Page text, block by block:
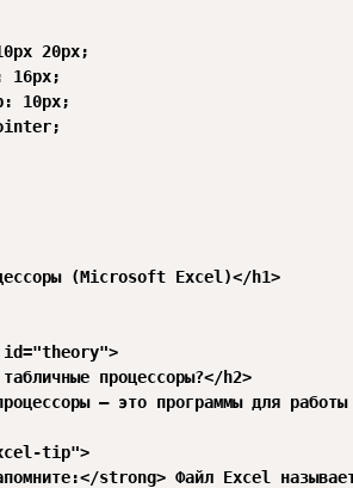
20px;
16px;
10px;
(Microsoft Excel)</h1>
процессоры?</h2>
— это программы для
tip">
strong> Файл Excel